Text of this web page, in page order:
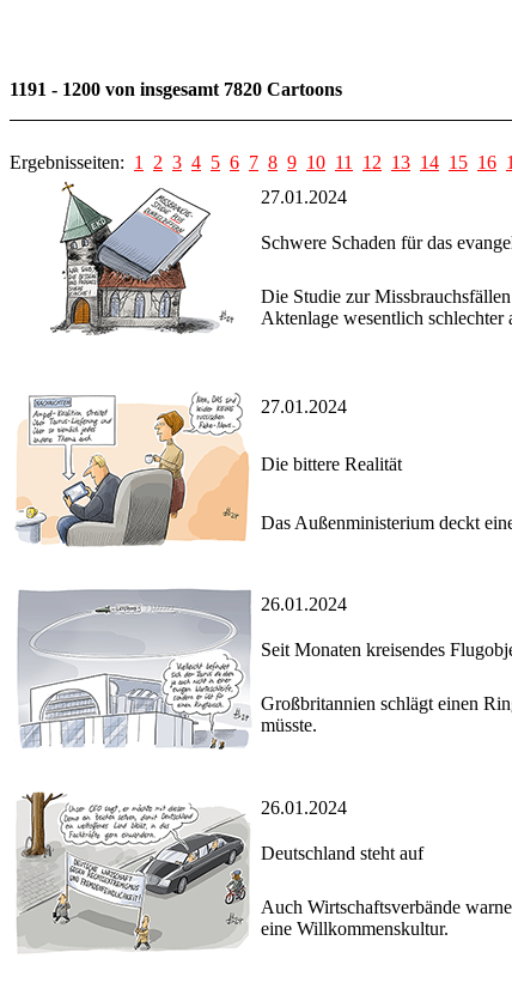
1191 - 1200 von insgesamt 7820 Cartoons
Ergebnisseiten: 1 2 3 4 5 6 7 8 9 10 11 12 13 14 15 16
27.01.2024
Schwere Schaden für das
Die Studie zur
Aktenlage wesentlich
27.01.2024
Die bittere Realität
Das Außenministerium deckt
26.01.2024
Seit Monaten kreisendes
Großbritannien schlägt einen
müsste.
26.01.2024
Deutschland steht auf
Auch Wirtschaftsverbände
eine Willkommenskultur.